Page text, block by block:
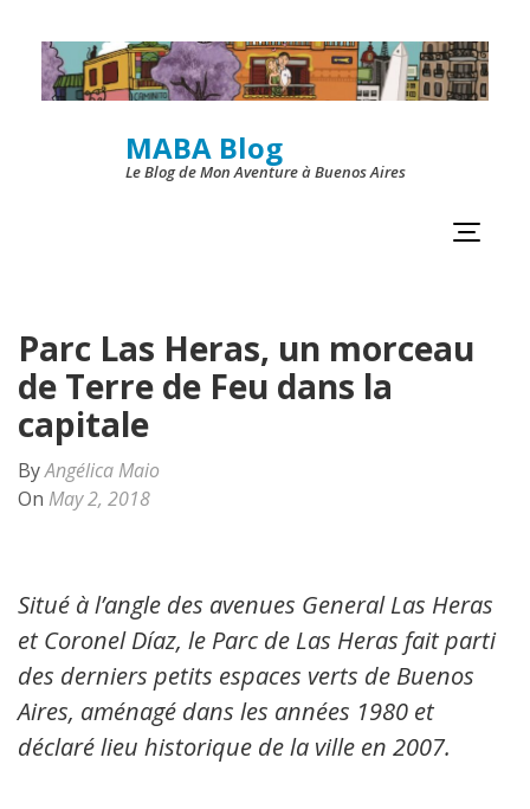
Skip
to
content
MABA Blog
Le Blog de Mon Aventure à Buenos Aires
Parc Las Heras, un morceau
de Terre de Feu dans la
capitale
ByAngélica Maio
On May 2, 2018
Situé à l’angle des avenues General Las Heras
et Coronel Díaz, le Parc de Las Heras fait partie
des derniers petits espaces verts de Buenos
Aires, aménagé dans les années 1980 et
déclaré lieu historique de la ville en 2007.